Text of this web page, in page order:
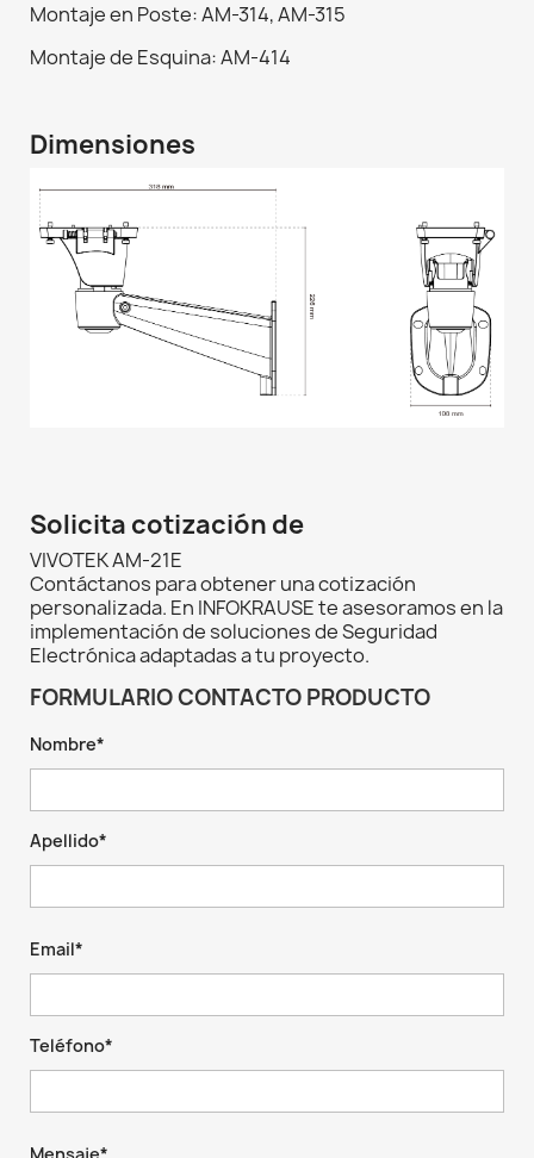
Montaje en Poste: AM-314, AM-315
Montaje de Esquina: AM-414
Dimensiones
Solicita cotización de
VIVOTEK AM-21E
Contáctanos para obtener una cotización
personalizada. En INFOKRAUSE te asesoramos en la
implementación de soluciones de Seguridad
Electrónica adaptadas a tu proyecto.
FORMULARIO CONTACTO PRODUCTO
Nombre*
Apellido*
Email*
Teléfono*